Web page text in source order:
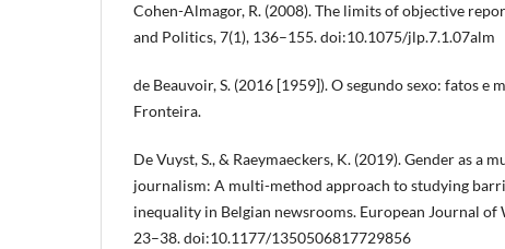
Cohen-Almagor, R. (2008). The limits of objective
and Politics, 7(1), 136–155. doi:10.1075/jlp.7.1.07alm
de Beauvoir, S. (2016 [1959]). O segundo sexo: fatos e
Fronteira.
De Vuyst, S., & Raeymaeckers, K. (2019). Gender as a
journalism: A multi-method approach to studying
inequality in Belgian newsrooms. European Journal of
23–38. doi:10.1177/1350506817729856